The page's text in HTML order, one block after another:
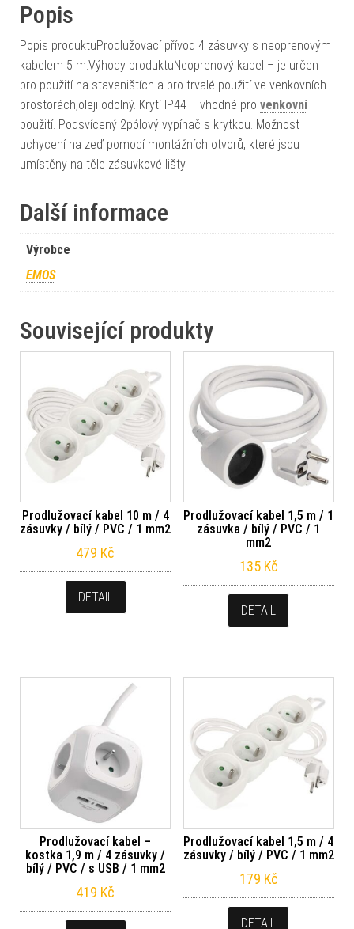
Popis
Popis produktuProdlužovací přívod 4 zásuvky s neoprenovým
kabelem 5 m.Výhody produktuNeoprenový kabel – je určen
pro použití na staveništích a pro trvalé použití ve venkovních
prostorách,oleji odolný. Krytí IP44 – vhodné pro venkovní
použití. Podsvícený 2pólový vypínač s krytkou. Možnost
uchycení na zeď pomocí montážních otvorů, které jsou
umístěny na těle zásuvkové lišty.
Další informace
Výrobce
EMOS
Související produkty
Prodlužovací kabel 10 m / 4
zásuvky / bílý / PVC / 1 mm2
479 Kč
DETAIL
Prodlužovací kabel 1,5 m / 1
zásuvka / bílý / PVC / 1
mm2
135 Kč
DETAIL
Prodlužovací kabel –
kostka 1,9 m / 4 zásuvky /
bílý / PVC / s USB / 1 mm2
419 Kč
Prodlužovací kabel 1,5 m / 4
zásuvky / bílý / PVC / 1 mm2
179 Kč
DETAIL